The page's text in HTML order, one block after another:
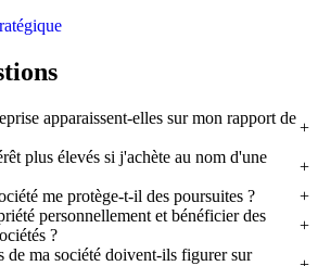
apparaissent-elles sur mon rapport de
plus élevés si j'achète au nom d'une
me protège-t-il des poursuites ?
personnellement et bénéficier des
?
de ma société doivent-ils figurer sur